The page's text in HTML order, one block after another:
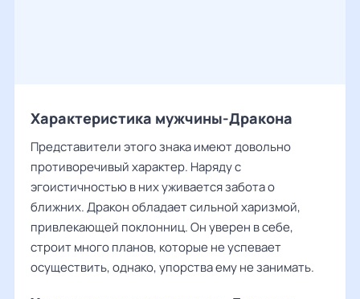
Характеристика мужчины-Дракона
Представители этого знака имеют довольно
противоречивый характер. Наряду с
эгоистичностью в них уживается забота о
ближних. Дракон обладает сильной харизмой,
привлекающей поклонниц. Он уверен в себе,
строит много планов, которые не успевает
осуществить, однако, упорства ему не занимать.